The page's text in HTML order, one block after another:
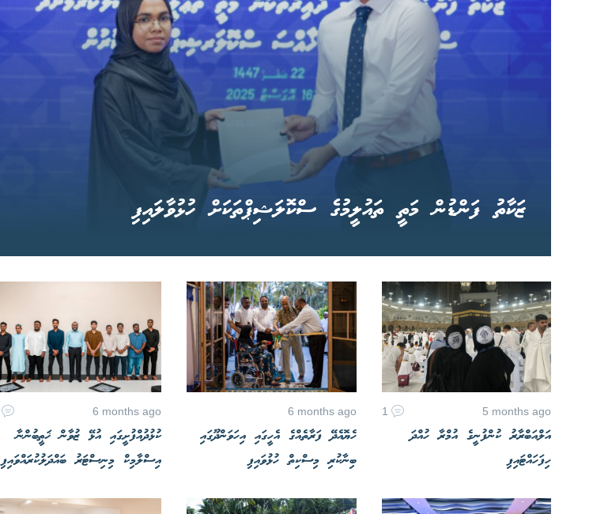
ޒަކާތު ފަންޑުން މަތީ ތައުލީމުގެ ސްކޮލަޝިޕްތަކަށް ހުޅުވާލައިފި
5 months ago
1
އަލްއަބްރާރު ކުންފުނީގެ އުމްރާ ހުއްދަ
ހިފަހައްޓައިފި
6 months ago
ހެޔޮއެދޭ ފަރާތެއްގެ އެހީގައި އިހަވަންދޫގައި
ބިނާކުރި މިސްކިތް ހުޅުވައިފި
6 months ago
ކުޅުދުއްފުށީގައި އުޅޭ ޒުވާން ޚަޠީބުންނާ
އިސްލާމިކް މިނިސްޓަރު ބައްދަލުކުރައްވައިފި